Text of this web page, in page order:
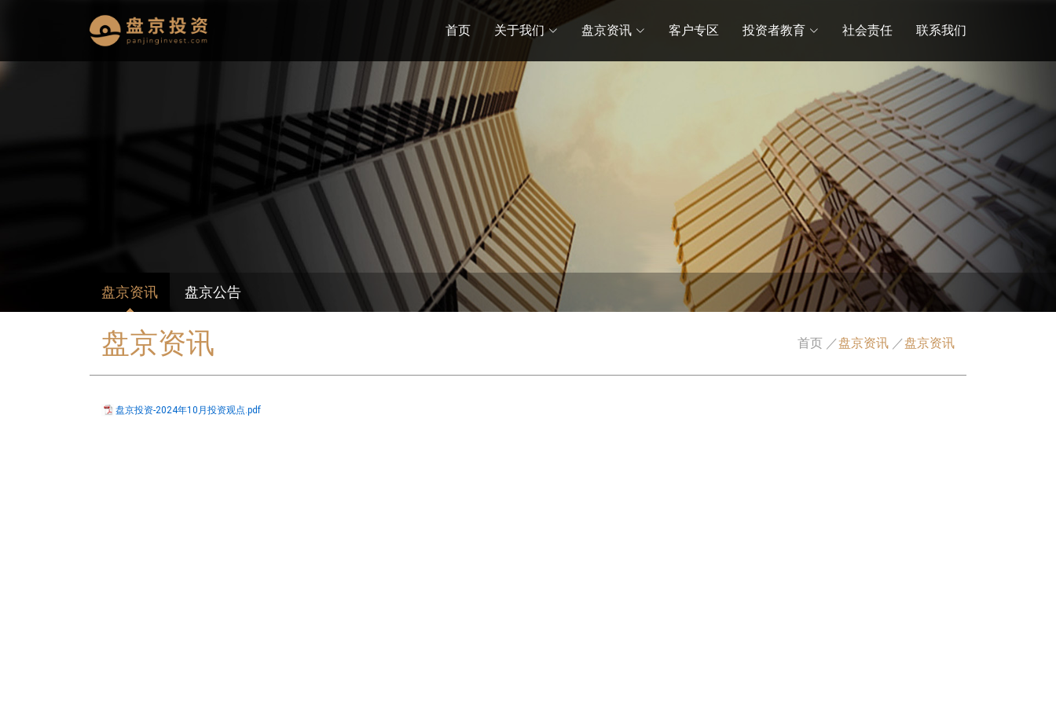
首页 关于我们 盘京资讯 客户专区 投资者教育 社会责任 联系我们
盘京资讯 盘京公告
盘京资讯 首页 ／盘京资讯 ／盘京资讯
盘京投资-2024年10月投资观点.pdf